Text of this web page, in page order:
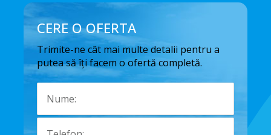
CERE O OFERTA
Trimite-ne cât mai multe detalii pentru a
putea să îți facem o ofertă completă.